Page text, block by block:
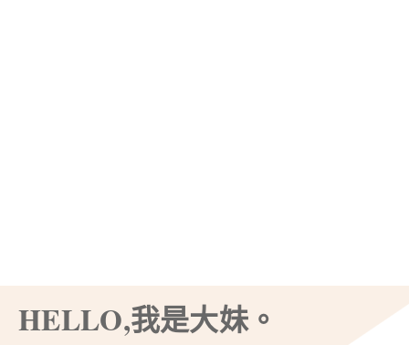
HELLO,我是大妹。